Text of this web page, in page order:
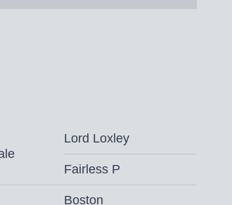
€ 500,- + € 500,- bij
en
Lord Loxley
Fairless P
Boston